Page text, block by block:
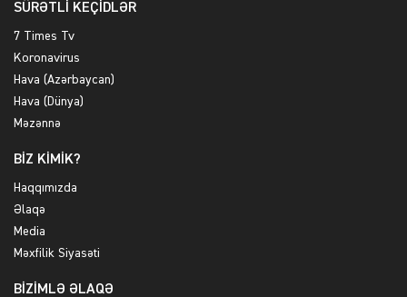
SÜRƏTLİ KEÇİDLƏR
7 Times Tv
Koronavirus
Hava (Azərbaycan)
Hava (Dünya)
Məzənnə
BİZ KİMİK?
Haqqımızda
Əlaqə
Media
Məxfilik Siyasəti
BİZİMLƏ ƏLAQƏ